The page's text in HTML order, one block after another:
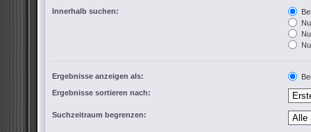
Innerhalb suchen:
Ergebnisse anzeigen als:
Ergebnisse sortieren nach:
Suchzeitraum begrenzen: